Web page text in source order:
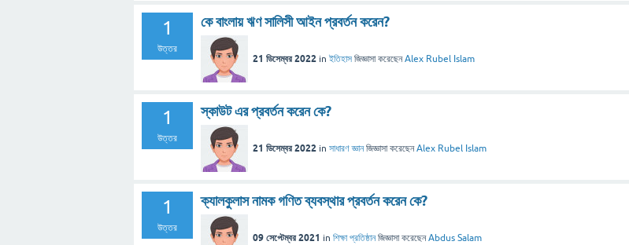
1
উত্তর
কে বাংলায় ঋণ সালিসী আইন প্রবর্তন করেন?
21 ডিসেম্বর 2022 in ইতিহাস জিজ্ঞাসা করেছেনAlex Rubel Islam
1
উত্তর
স্কাউট এর প্রবর্তন করেন কে?
21 ডিসেম্বর 2022 in সাধারণ জ্ঞান জিজ্ঞাসা করেছেনAlex Rubel Islam
1
উত্তর
ক্যালকুলাস নামক গণিত ব্যবস্থার প্রবর্তন করেন কে?
09 সেপ্টেম্বর 2021 in শিক্ষা প্রতিষ্ঠান জিজ্ঞাসা করেছেনAbdus Salam